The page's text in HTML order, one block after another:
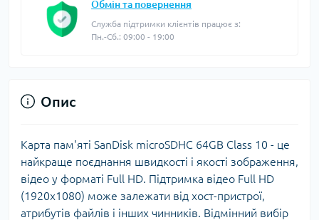
Обмін та повернення
Служба підтримки клієнтів працює з:
Пн.-Сб.: 09:00 - 19:00
Опис
Карта пам'яті SanDisk microSDHC 64GB Class 10 - це
найкраще поєднання швидкості і якості зображення,
відео у форматі Full HD. Підтримка відео Full HD
(1920x1080) може залежати від хост-пристрої,
атрибутів файлів і інших чинників. Відмінний вибір